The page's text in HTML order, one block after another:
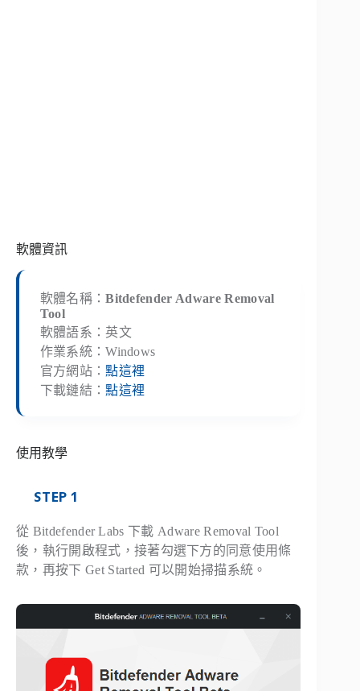
軟體資訊
軟體名稱：Bitdefender Adware Removal
Tool
軟體語系：英文
作業系統：Windows
官方網站：點這裡
下載鏈結：點這裡
使用教學
STEP 1
從 Bitdefender Labs 下載 Adware Removal Tool
後，執行開啟程式，接著勾選下方的同意使用條
款，再按下 Get Started 可以開始掃描系統。